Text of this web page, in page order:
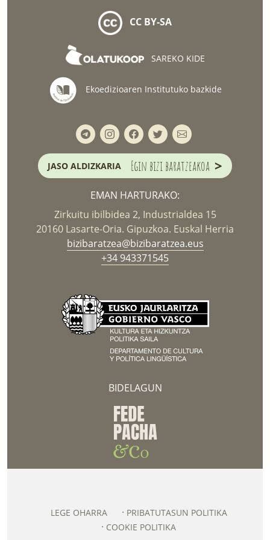
CC BY-SA
SAREKO KIDE
Ekoedizioaren Institutuko bazkide
JASO ALDIZKARIA Egin bizi baratzeakoa >
EMAN HARTURAKO:
Zirkuitu ibilbidea 2, Industrialdea 15
20160 Lasarte-Oria. Gipuzkoa. Euskal Herria
bizibaratzea@bizibaratzea.eus
+34 943371545
BIDELAGUN
LEGE OHARRA
PRIBATUTASUN POLITIKA
COOKIE POLITIKA